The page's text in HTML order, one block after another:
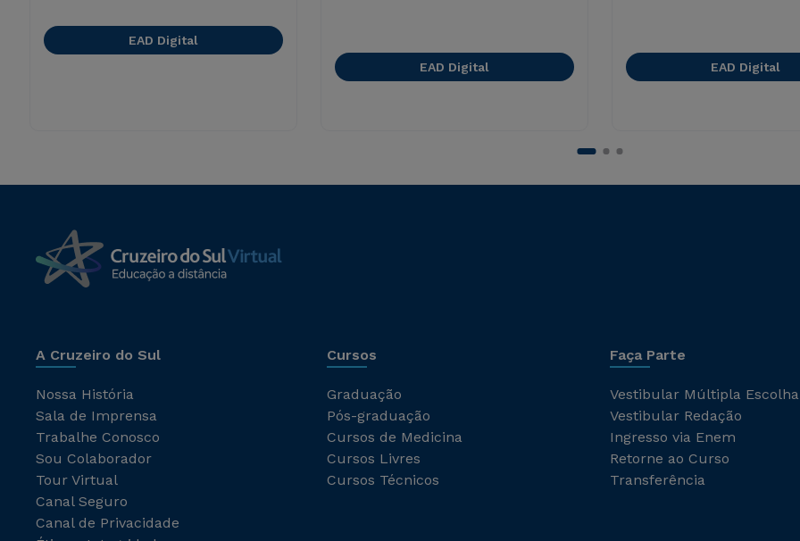
EAD Digital
EAD Digital EAD Digital
A Cruzeiro do Sul
Nossa História
Sala de Imprensa
Trabalhe Conosco
Sou Colaborador
Tour Virtual
Canal Seguro
Canal de Privacidade
Cursos
Graduação
Pós-graduação
Cursos de Medicina
Cursos Livres
Cursos Técnicos
Faça Parte
Vestibular Múltipla Escolha
Vestibular Redação
Ingresso via Enem
Retorne ao Curso
Transferência